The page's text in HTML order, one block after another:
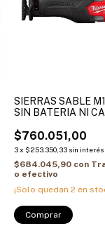
SIERRAS SABLE
SIN BATERIA NI
$760.051,00
3 x $253.350,33 sin interés
$684.045,90 con
o efectivo
¡Solo quedan 2 en